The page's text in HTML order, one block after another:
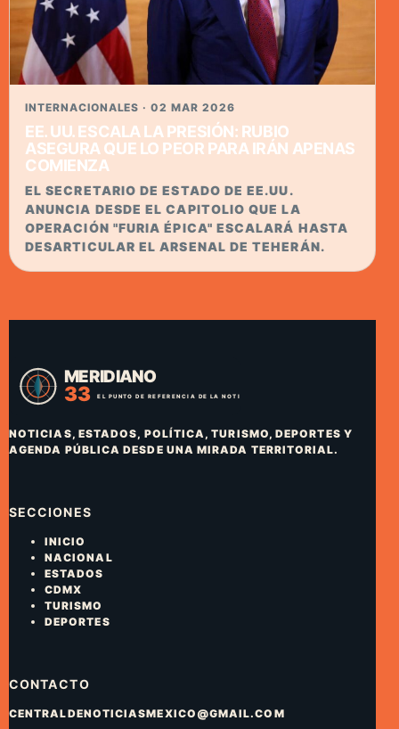
INTERNACIONALES · 02 MAR 2026
EE. UU. ESCALA LA PRESIÓN: RUBIO
ASEGURA QUE LO PEOR PARA IRÁN APENAS
COMIENZA
EL SECRETARIO DE ESTADO DE EE.UU.
ANUNCIA DESDE EL CAPITOLIO QUE LA
OPERACIÓN "FURIA ÉPICA" ESCALARÁ HASTA
DESARTICULAR EL ARSENAL DE TEHERÁN.
NOTICIAS, ESTADOS, POLÍTICA, TURISMO, DEPORTES Y
AGENDA PÚBLICA DESDE UNA MIRADA TERRITORIAL.
SECCIONES
INICIO
NACIONAL
ESTADOS
CDMX
TURISMO
DEPORTES
CONTACTO
CENTRALDENOTICIASMEXICO@GMAIL.COM